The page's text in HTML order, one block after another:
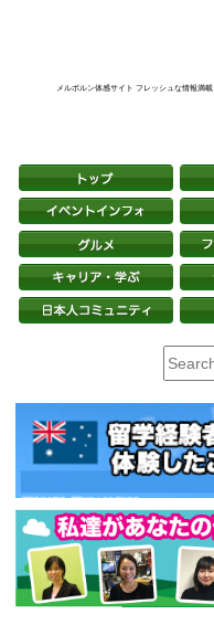
メルボルン体感サイト フレッシュな情報満載